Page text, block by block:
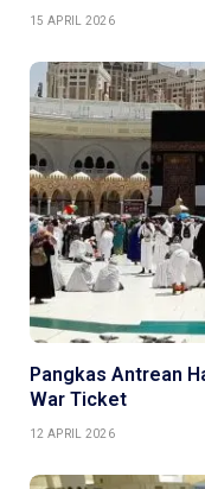
15 APRIL 2026
Pangkas Antrean
War Ticket
12 APRIL 2026